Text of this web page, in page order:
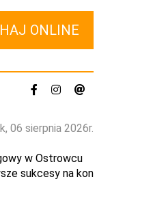
ONLINE
06 sierpnia 2026r.
w Ostrowcu
sukcesy na kon